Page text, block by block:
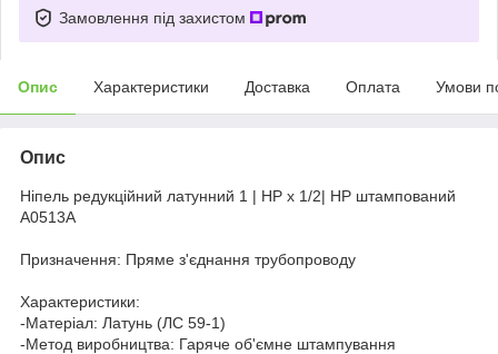
Замовлення під захистом
Опис Характеристики Доставка Оплата Умови
Опис
Ніпель редукційний латунний 1 | НР х 1/2| НР штампований
А0513А
Призначення: Пряме з'єднання трубопроводу
Характеристики:
-Матеріал: Латунь (ЛС 59-1)
-Метод виробництва: Гаряче об'ємне штампування